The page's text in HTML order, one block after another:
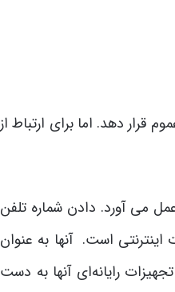
دهد. اما برای ارتباط از
می آورد. دادن شماره تلفن
اینترنتی است. آنها به عنوان
رایانه‌­ای آن­ها به دست